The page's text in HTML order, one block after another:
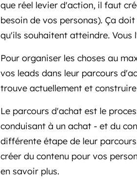
que réel levier d'action, il faut
besoin de vos personas). Ça
qu'ils souhaitent atteindre. Vous
Pour organiser les choses au
vos leads dans leur parcours
trouve actuellement et
Le parcours d'achat est le
conduisant à un achat - et du
différente étape de leur
créer du contenu pour vos
en savoir plus.